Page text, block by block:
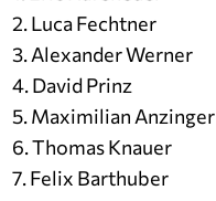
2. Luca Fechtner
3. Alexander Werner
4. David Prinz
5. Maximilian Anzinger
6. Thomas Knauer
7. Felix Barthuber